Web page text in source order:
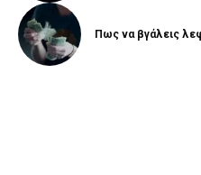
Πως να βγάλεις